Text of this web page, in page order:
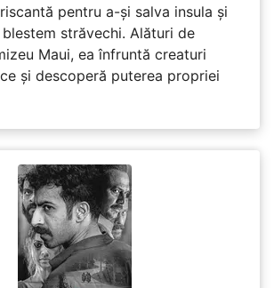
pentru a-și salva insula și
străvechi. Alături de
Maui, ea înfruntă creaturi
și descoperă puterea propriei